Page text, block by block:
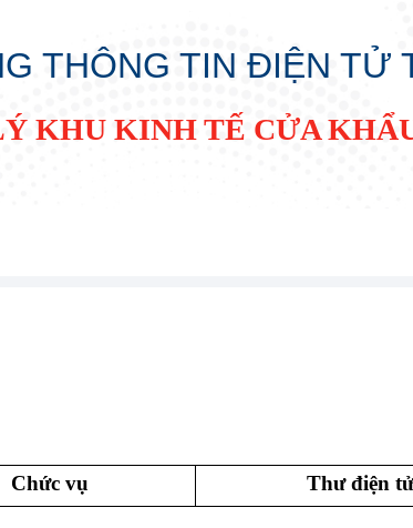
THÔNG TIN ĐIỆN TỬ
KHU KINH TẾ CỬA
Chức vụ
Thư điện tử